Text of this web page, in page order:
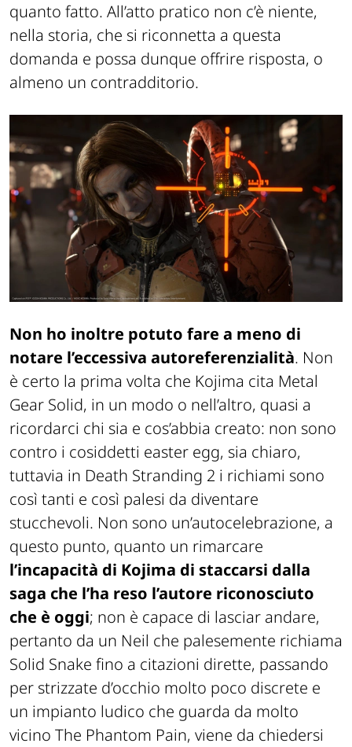
quanto fatto. All’atto pratico non c’è niente,
nella storia, che si riconnetta a questa
domanda e possa dunque offrire risposta, o
almeno un contradditorio.
Non ho inoltre potuto fare a meno di
notare l’eccessiva autoreferenzialità. Non
è certo la prima volta che Kojima cita Metal
Gear Solid, in un modo o nell’altro, quasi a
ricordarci chi sia e cos’abbia creato: non sono
contro i cosiddetti easter egg, sia chiaro,
tuttavia in Death Stranding 2 i richiami sono
così tanti e così palesi da diventare
stucchevoli. Non sono un’autocelebrazione, a
questo punto, quanto un rimarcare
l’incapacità di Kojima di staccarsi dalla
saga che l’ha reso l’autore riconosciuto
che è oggi; non è capace di lasciar andare,
pertanto da un Neil che palesemente richiama
Solid Snake fino a citazioni dirette, passando
per strizzate d’occhio molto poco discrete e
un impianto ludico che guarda da molto
vicino The Phantom Pain, viene da chiedersi